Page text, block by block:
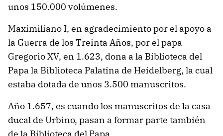
unos 150.000 volúmenes.
Maximiliano I, en agradecimiento por el apoyo a
la Guerra de los Treinta Años, por el papa
Gregorio XV, en 1.623, dona a la Biblioteca del
Papa la Biblioteca Palatina de Heidelberg, la cual
estaba dotada de unos 3.500 manuscritos.
Año 1.657, es cuando los manuscritos de la casa
ducal de Urbino, pasan a formar parte también
de la Biblioteca del Papa.